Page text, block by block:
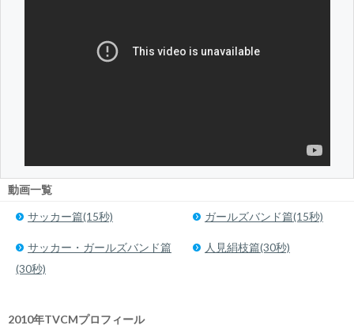
動画一覧
サッカー篇(15秒) ガールズバンド篇(15秒)
サッカー・ガールズバンド篇
(30秒)
人見絹枝篇(30秒)
2010年TVCMプロフィール